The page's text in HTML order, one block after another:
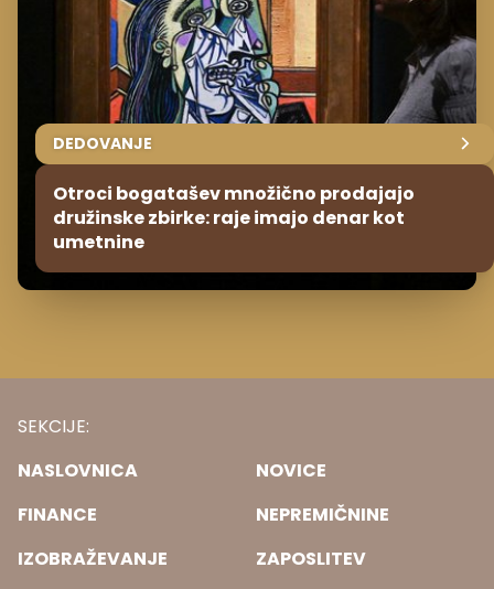
DEDOVANJE
Otroci bogatašev množično prodajajo
družinske zbirke: raje imajo denar kot
umetnine
SEKCIJE:
NASLOVNICA
NOVICE
FINANCE
NEPREMIČNINE
IZOBRAŽEVANJE
ZAPOSLITEV